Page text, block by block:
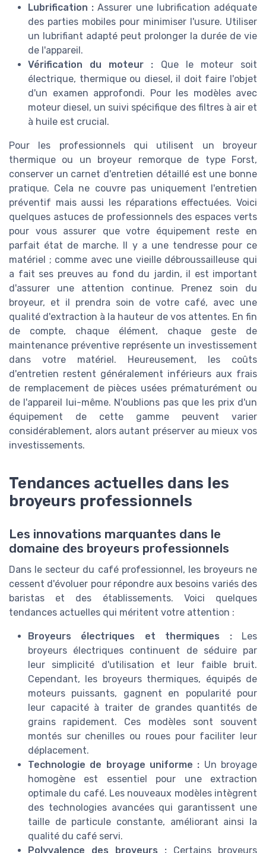
Lubrification : Assurer une lubrification adéquate
des parties mobiles pour minimiser l'usure. Utiliser
un lubrifiant adapté peut prolonger la durée de vie
de l'appareil.
Vérification du moteur : Que le moteur soit
électrique, thermique ou diesel, il doit faire l'objet
d'un examen approfondi. Pour les modèles avec
moteur diesel, un suivi spécifique des filtres à air et
à huile est crucial.
Pour les professionnels qui utilisent un broyeur
thermique ou un broyeur remorque de type Forst,
conserver un carnet d'entretien détaillé est une bonne
pratique. Cela ne couvre pas uniquement l'entretien
préventif mais aussi les réparations effectuées. Voici
quelques astuces de professionnels des espaces verts
pour vous assurer que votre équipement reste en
parfait état de marche. Il y a une tendresse pour ce
matériel ; comme avec une vieille débroussailleuse qui
a fait ses preuves au fond du jardin, il est important
d'assurer une attention continue. Prenez soin du
broyeur, et il prendra soin de votre café, avec une
qualité d'extraction à la hauteur de vos attentes. En fin
de compte, chaque élément, chaque geste de
maintenance préventive représente un investissement
dans votre matériel. Heureusement, les coûts
d'entretien restent généralement inférieurs aux frais
de remplacement de pièces usées prématurément ou
de l'appareil lui-même. N'oublions pas que les prix d'un
équipement de cette gamme peuvent varier
considérablement, alors autant préserver au mieux vos
investissements.
Tendances actuelles dans les
broyeurs professionnels
Les innovations marquantes dans le
domaine des broyeurs professionnels
Dans le secteur du café professionnel, les broyeurs ne
cessent d'évoluer pour répondre aux besoins variés des
baristas et des établissements. Voici quelques
tendances actuelles qui méritent votre attention :
Broyeurs électriques et thermiques :Les
broyeurs électriques continuent de séduire par
leur simplicité d'utilisation et leur faible bruit.
Cependant, les broyeurs thermiques, équipés de
moteurs puissants, gagnent en popularité pour
leur capacité à traiter de grandes quantités de
grains rapidement. Ces modèles sont souvent
montés sur chenilles ou roues pour faciliter leur
déplacement.
Technologie de broyage uniforme : Un broyage
homogène est essentiel pour une extraction
optimale du café. Les nouveaux modèles intègrent
des technologies avancées qui garantissent une
taille de particule constante, améliorant ainsi la
qualité du café servi.
Polyvalence des broyeurs : Certains broyeurs